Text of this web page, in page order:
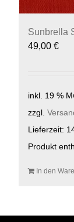
Sunbrella
49,00 €
inkl. 19 %
zzgl.
Lieferzeit:
Produkt
In den